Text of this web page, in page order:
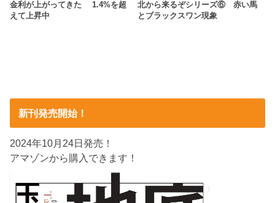
金利が上がってきた 1.4%を超
えて上昇中
北から来るぞシリーズ⑥ 赤い馬
とブラックスワン現象
新刊発売開始！
2024年10月24日発売！
アマゾンから購入できます！